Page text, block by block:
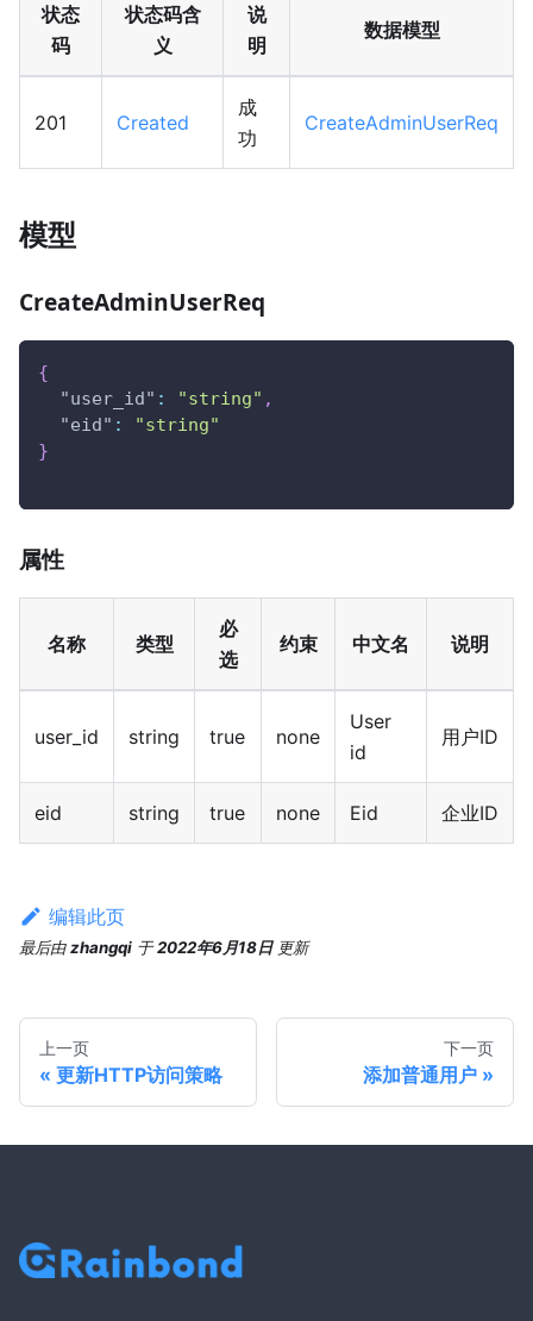
状态
码
状态码含
义
说
明
数据模型
201 Created
成
功
CreateAdminUserReq
模型
CreateAdminUserReq
{
"user_id" : "string" ,
"eid" :
"string"
}
属性
名称 类型
必
选
约束 中文名 说明
user_id string true none
User
id
用户ID
eid string true none Eid 企业ID
编辑此页
最后由zhangqi 于2022年6月18日 更新
上一页
更新HTTP访问策略
下一页
添加普通用户